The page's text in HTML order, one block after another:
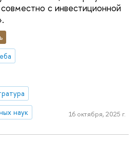
с инвестиционной
наук
16 октября, 2025 г.